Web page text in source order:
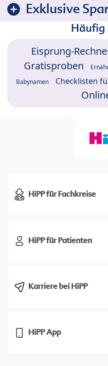
Exklusive
Eisprung-
Gratisproben
Babynamen Checklisten
HiPP für Fachkreise
HiPP für Patienten
Karriere bei HiPP
HiPP App